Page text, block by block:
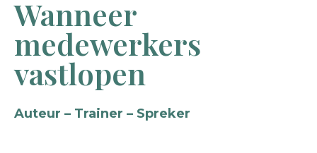
Wanneer
medewerkers
vastlopen
Auteur – Trainer – Spreker